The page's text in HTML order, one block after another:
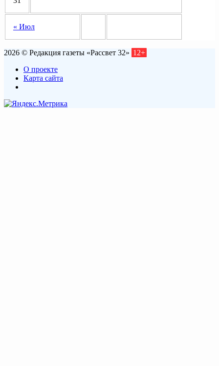
« Июл
2026 © Редакция газеты «Рассвет 32» 12+
О проекте
Карта сайта